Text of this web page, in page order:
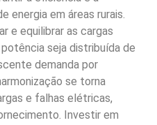
do Campo SP
São Bernardo do Campo